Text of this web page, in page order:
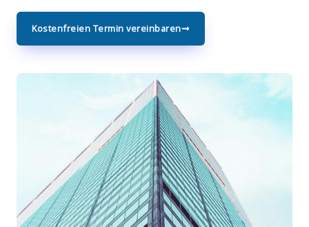
Kostenfreien Termin vereinbaren